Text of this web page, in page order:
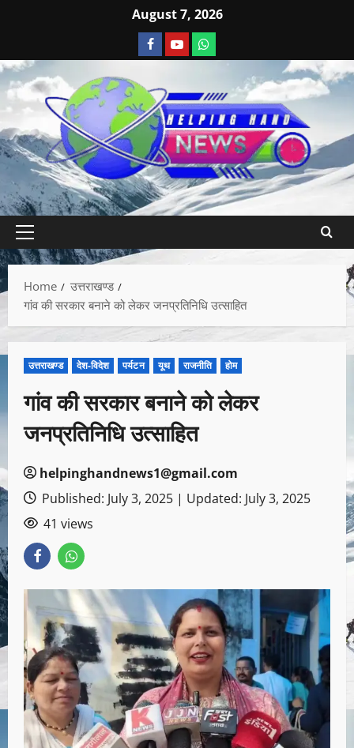
August 7, 2026
Home
उत्तराखण्ड
गांव की सरकार बनाने को लेकर जनप्रतिनिधि उत्साहित
उत्तराखण्ड देश-विदेश पर्यटन यूथ राजनीति होम
गांव की सरकार बनाने को लेकर
जनप्रतिनिधि उत्साहित
helpinghandnews1@gmail.com
Published: July 3, 2025 | Updated: July 3, 2025
41 views